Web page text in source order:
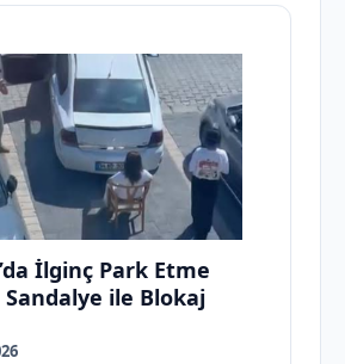
İlginç Park Etme
Sandalye ile Blokaj